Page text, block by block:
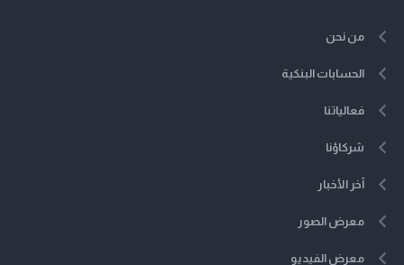
من نحن
الحسابات البنكية
فعالياتنا
شركاؤنا
آخر الأخبار
معرض الصور
معرض الفيديو